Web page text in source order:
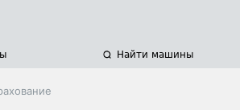
Найти машины